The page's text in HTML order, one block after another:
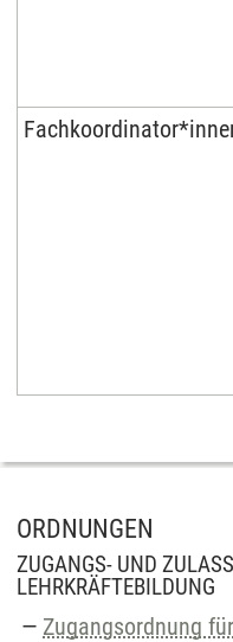
ORDNUNGEN
ZUGANGS- UND
LEHRKRÄFTEBILDUNG
Zugangsordnung